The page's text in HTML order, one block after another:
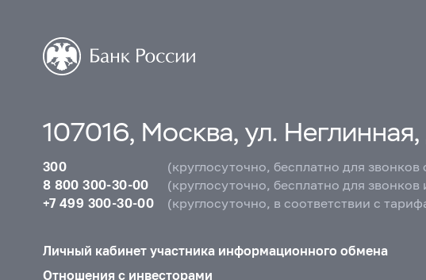
107016, Москва, ул.
300
(круглосуточно, бесплатно для
8 800 300-30-00
(круглосуточно, бесплатно для
+7 499 300-30-00
(круглосуточно, в соответствии с
Личный кабинет участника информационного обмена
Отношения с инвесторами